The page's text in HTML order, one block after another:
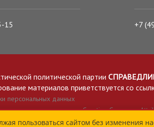
15 +7
политической партии
материалов приветствуется со
персональных данных
доступны по лицензии Creative Commons
пользоваться сайтом без изменения